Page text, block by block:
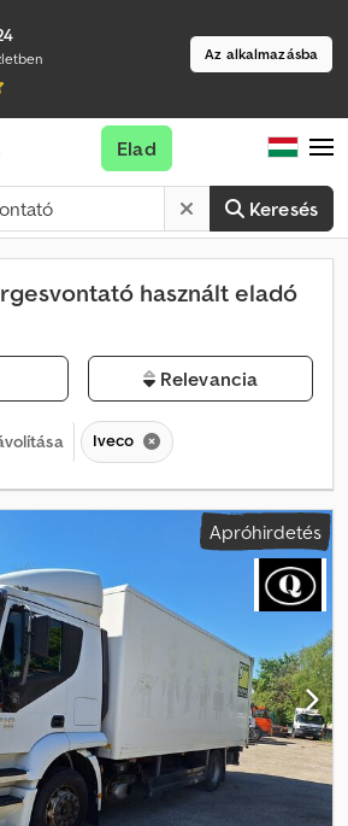
Az alkalmazásba
Keresés
Elad
használt eladó
Relevancia
Iveco
Apróhirdetés